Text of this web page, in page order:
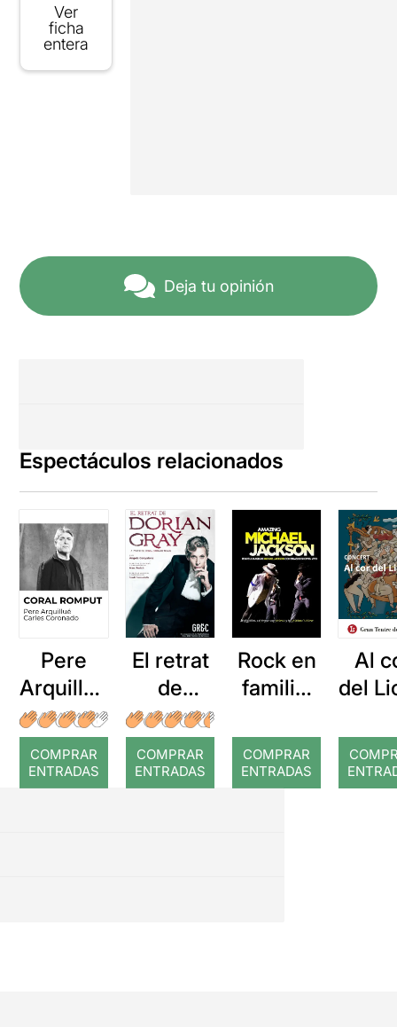
Ver
ficha
entera
Deja tu opinión
Espectáculos relacionados
Pere
Arquillué
: Coral
romput
COMPRAR
ENTRADAS
El retrat
de
Dorian
Gray
COMPRAR
ENTRADAS
Rock en
familia:
Michael
Jackson
COMPRAR
ENTRADAS
Al
del